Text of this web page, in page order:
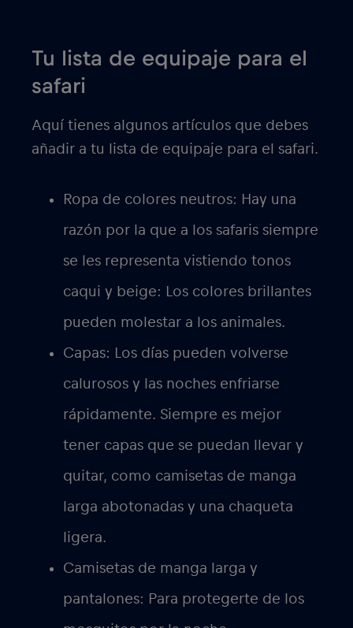
Tu lista de equipaje para el
safari
Aquí tienes algunos artículos que debes
añadir a tu lista de equipaje para el safari.
Ropa de colores neutros: Hay una
razón por la que a los safaris siempre
se les representa vistiendo tonos
caqui y beige: Los colores brillantes
pueden molestar a los animales.
Capas: Los días pueden volverse
calurosos y las noches enfriarse
rápidamente. Siempre es mejor
tener capas que se puedan llevar y
quitar, como camisetas de manga
larga abotonadas y una chaqueta
ligera.
Camisetas de manga larga y
pantalones: Para protegerte de los